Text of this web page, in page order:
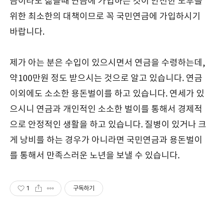
위한 최소한의 대책이므로 꼭 국민연금에 가입하시기
바랍니다.
제가 아는 분은 수입이 있으시면서 연금을 수령하는데,
약100만원 정도 받으시는 것으로 알고 있습니다. 연금
이외에도 소소한 용돈벌이를 하고 있습니다. 연세가 있
으시니 연금과 개인적인 소소한 벌이를 통해서 경제적
으로 안정적인 생활을 하고 있습니다. 질병이 있거나 크
게 낭비를 하는 경우가 아니라면 국민연금과 용돈벌이
를 통해서 만족스러운 노년을 보낼 수 있습니다.
1 구독하기